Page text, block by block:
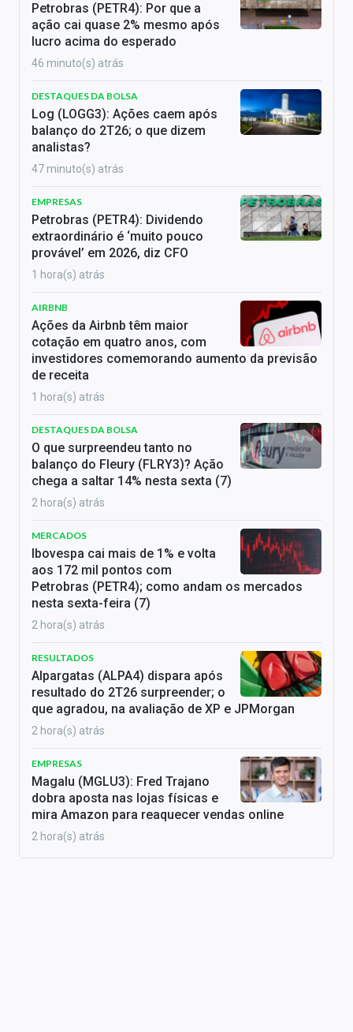
Petrobras (PETR4): Por que a
ação cai quase 2% mesmo após
lucro acima do esperado
46 minuto(s) atrás
DESTAQUES DA BOLSA
Log (LOGG3): Ações caem após
balanço do 2T26; o que dizem
analistas?
47 minuto(s) atrás
EMPRESAS
Petrobras (PETR4): Dividendo
extraordinário é ‘muito pouco
provável’ em 2026, diz CFO
1 hora(s) atrás
AIRBNB
Ações da Airbnb têm maior
cotação em quatro anos, com
investidores comemorando aumento da previsão
de receita
1 hora(s) atrás
DESTAQUES DA BOLSA
O que surpreendeu tanto no
balanço do Fleury (FLRY3)? Ação
chega a saltar 14% nesta sexta (7)
2 hora(s) atrás
MERCADOS
Ibovespa cai mais de 1% e volta
aos 172 mil pontos com
Petrobras (PETR4); como andam os mercados
nesta sexta-feira (7)
2 hora(s) atrás
RESULTADOS
Alpargatas (ALPA4) dispara após
resultado do 2T26 surpreender; o
que agradou, na avaliação de XP e JPMorgan
2 hora(s) atrás
EMPRESAS
Magalu (MGLU3): Fred Trajano
dobra aposta nas lojas físicas e
mira Amazon para reaquecer vendas online
2 hora(s) atrás